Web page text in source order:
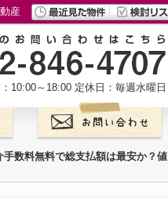
産
10:00～18:00 定休日：毎週水曜日
手数料無料で総支払額は最安か？値